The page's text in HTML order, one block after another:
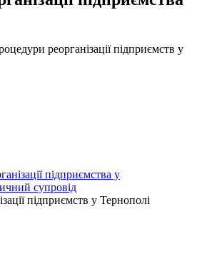
реорганізації підприємств у
підприємств у Тернополі